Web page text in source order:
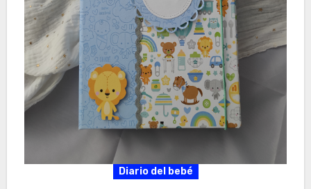
Diario del bebé